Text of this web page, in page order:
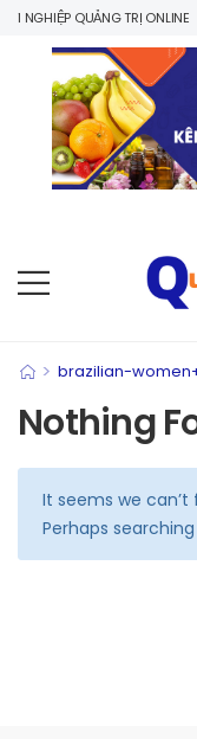
QUẢNG TRỊ ONLINE
> brazilian-
Nothing
It seems we can’t
Perhaps